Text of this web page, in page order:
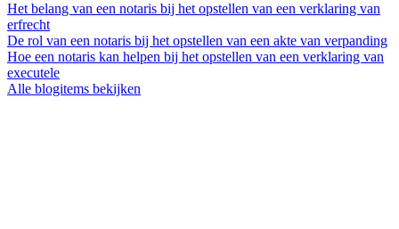
Het belang van een notaris bij het opstellen van een verklaring van
erfrecht
De rol van een notaris bij het opstellen van een akte van verpanding
Hoe een notaris kan helpen bij het opstellen van een verklaring van
executele
Alle blogitems bekijken